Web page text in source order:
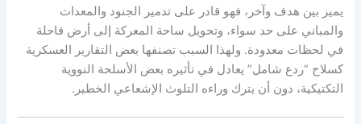
يميز بين هدف وآخر، فهو قادر على تدمير الجنود والمعدات
والمباني على حد سواء، وتحويل ساحة المعركة إلى أرض قاحلة
في لحظات معدودة. ولهذا السبب تصنفها بعض التقارير العسكرية
كسلاح “ردع شامل” يعادل في تأثيره بعض الأسلحة النووية
التكتيكية، دون أن يترك وراءه التلوث الإشعاعي الخطير.